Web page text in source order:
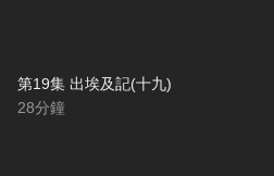
第19集 出埃及記(十九)
28分鐘